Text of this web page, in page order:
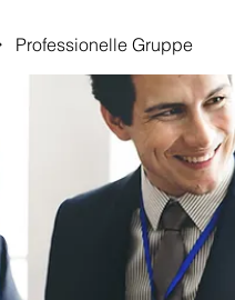
Professionelle Gruppe